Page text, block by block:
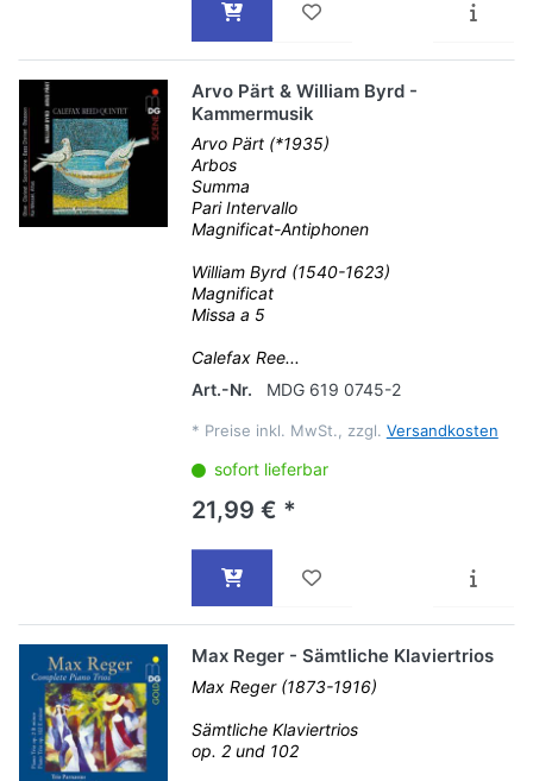
Arvo Pärt & William Byrd -
Kammermusik
Arvo Pärt (*1935)
Arbos
Summa
Pari Intervallo
Magnificat-Antiphonen
William Byrd (1540-1623)
Magnificat
Missa a 5
Calefax Ree...
Art.-Nr.
MDG 619 0745-2
* Preise inkl. MwSt., zzgl. Versandkosten
sofort lieferbar
21,99 € *
Max Reger - Sämtliche Klaviertrios
Max Reger (1873-1916)
Sämtliche Klaviertrios
op. 2 und 102